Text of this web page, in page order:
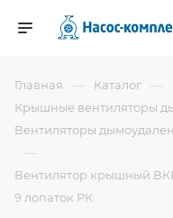
Главная — Каталог —
Крышные вентиляторы
Вентиляторы
—
Вентилятор крышный
9 лопаток РК